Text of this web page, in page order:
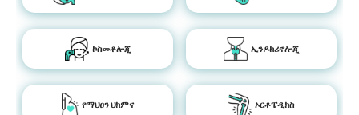
ኮስመቶሎጂ ኢንዶክሪኖሎጂ
የማህፀን ህክምና ኦርቶፔዲክስ